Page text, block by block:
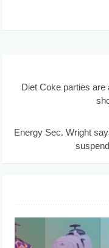
Diet Coke parties
Energy Sec. Wright